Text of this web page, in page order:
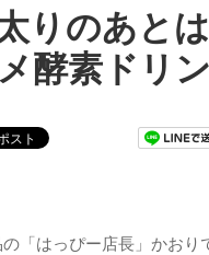
りのあと
酵素ドリ
「はっぴー店長」かおり